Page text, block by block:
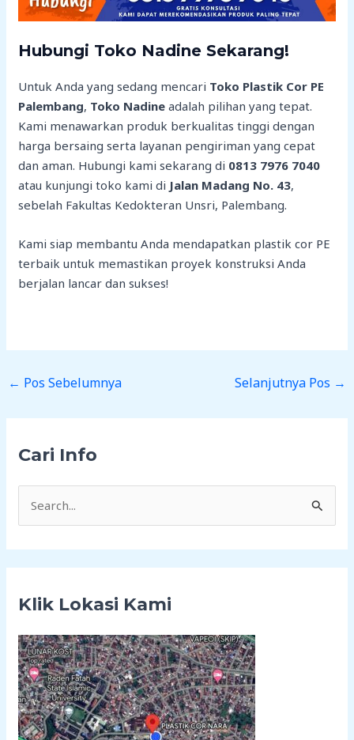
Hubungi Toko Nadine Sekarang!
Untuk Anda yang sedang mencari Toko Plastik Cor PE
Palembang, Toko Nadine adalah pilihan yang tepat.
Kami menawarkan produk berkualitas tinggi dengan
harga bersaing serta layanan pengiriman yang cepat
dan aman. Hubungi kami sekarang di 0813 7976 7040
atau kunjungi toko kami di Jalan Madang No. 43,
sebelah Fakultas Kedokteran Unsri, Palembang.
Kami siap membantu Anda mendapatkan plastik cor PE
terbaik untuk memastikan proyek konstruksi Anda
berjalan lancar dan sukses!
← Pos Sebelumnya Selanjutnya Pos →
Cari Info
u
t
u
k
:
Klik Lokasi Kami